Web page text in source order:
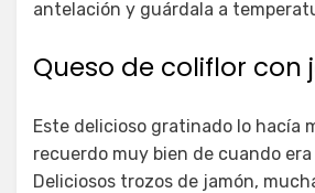
antelación y guárdala a
Queso de coliflor con
Este delicioso gratinado lo hacía
recuerdo muy bien de cuando
Deliciosos trozos de jamón,